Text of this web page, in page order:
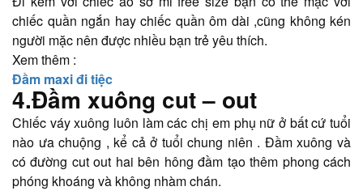
chiếc quần ngắn hay chiếc quần ôm dài ,cũng không kén
người mặc nên được nhiều bạn trẻ yêu thích.
Xem thêm :
Đầm maxi đi tiệc
4.Đầm xuông cut – out
Chiếc váy xuông luôn làm các chị em phụ nữ ở bất cứ tuổi
nào ưa chuộng , kể cả ở tuổi chung niên . Đầm xuông và
có đường cut out hai bên hông đầm tạo thêm phong cách
phóng khoáng và không nhàm chán.